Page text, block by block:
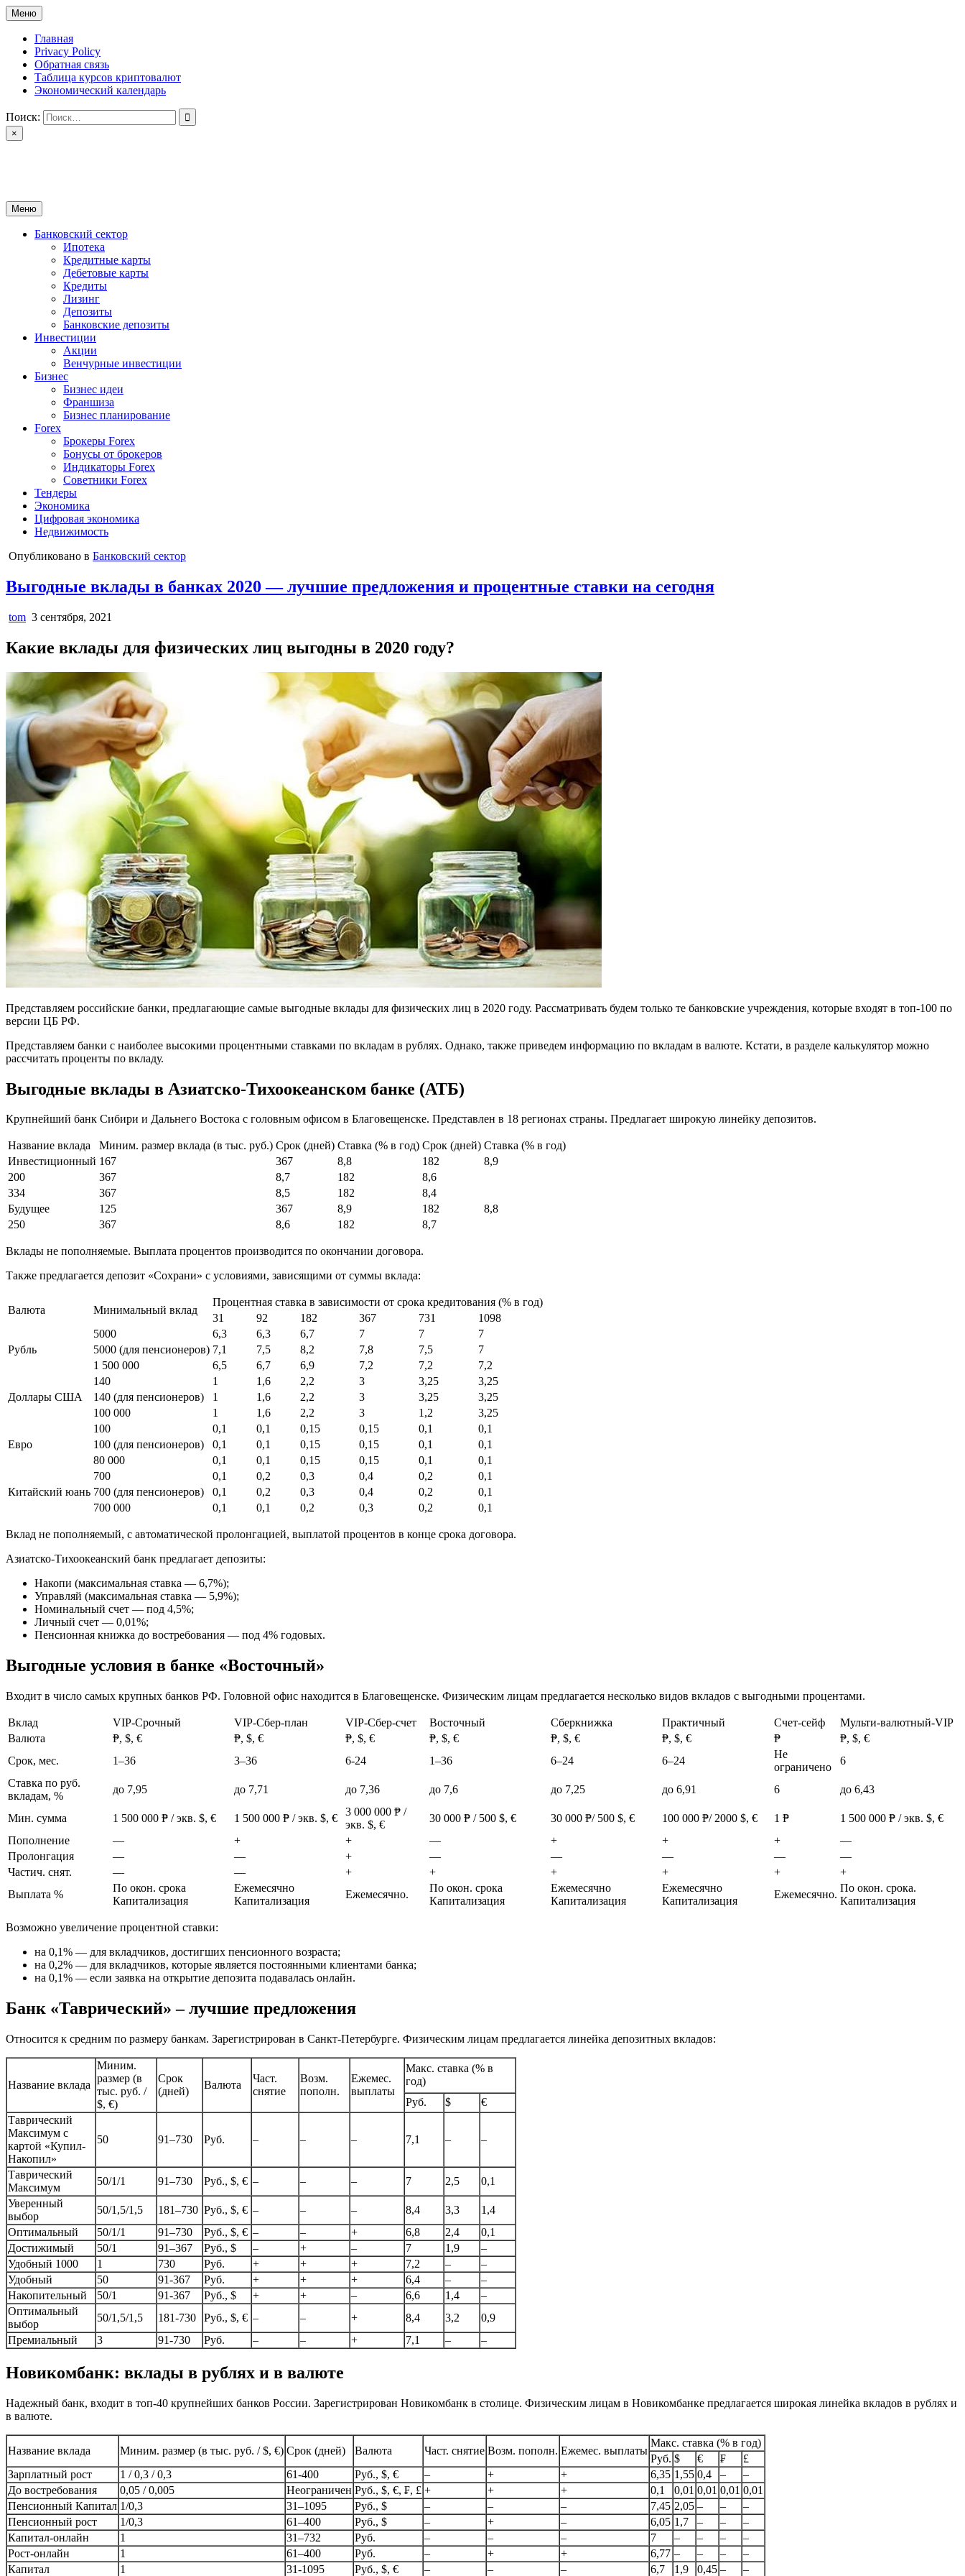
Перейти
к
содержимому
Меню
Главная
Privacy Policy
Обратная связь
Таблица курсов криптовалют
Экономический календарь
Поиск:
×
Меню
Банковский сектор
Ипотека
Кредитные карты
Дебетовые карты
Кредиты
Лизинг
Депозиты
Банковские депозиты
Инвестиции
Акции
Венчурные инвестиции
Бизнес
Бизнес идеи
Франшиза
Бизнес планирование
Forex
Брокеры Forex
Бонусы от брокеров
Индикаторы Forex
Советники Forex
Тендеры
Экономика
Цифровая экономика
Недвижимость
Опубликовано в Банковский сектор
Выгодные вклады в банках 2020 — лучшие предложения и процентные ставки на сегодня
tom 3 сентября, 2021
Какие вклады для физических лиц выгодны в 2020 году?
Представляем российские банки, предлагающие самые выгодные вклады для физических лиц в 2020 году. Рассматривать будем только те банковские учреждения, которые входят в топ-100 по
версии ЦБ РФ.
Представляем банки с наиболее высокими процентными ставками по вкладам в рублях. Однако, также приведем информацию по вкладам в валюте. Кстати, в разделе калькулятор можно
рассчитать проценты по вкладу.
Выгодные вклады в Азиатско-Тихоокеанском банке (АТБ)
Крупнейший банк Сибири и Дальнего Востока с головным офисом в Благовещенске. Представлен в 18 регионах страны. Предлагает широкую линейку депозитов.
Название вклада Миним. размер вклада (в тыс. руб.) Срок (дней) Ставка (% в год) Срок (дней) Ставка (% в год)
Инвестиционный 167 367 8,8 182
8,9
200
367 8,7 182
8,6
334
367 8,5 182
8,4
Будущее
125 367 8,9 182
8,8
250
367 8,6 182 8,7
Вклады не пополняемые. Вы­плата процентов производится по окончании договора.
Также предлагается депозит «Сохрани» с условиями, зависящими от суммы вклада:
Валюта Минимальный вклад
Процентная ставка в зависимости от срока кредитования (% в год)
31
92 182 367 731 1098
Рубль
5000 6,3 6,3 6,7 7 7
7
5000 (для пенсионеров) 7,1 7,5 8,2 7,8 7,5
7
1 500 000
6,5 6,7 6,9 7,2 7,2 7,2
Доллары США
140 1 1,6 2,2 3 3,25
3,25
140 (для пенсионеров)
1 1,6 2,2 3 3,25
3,25
100 000
1 1,6 2,2 3 1,2 3,25
Евро
100 0,1 0,1 0,15 0,15 0,1
0,1
100 (для пенсионеров)
0,1 0,1 0,15 0,15 0,1
0,1
80 000
0,1 0,1 0,15 0,15 0,1 0,1
Китайский юань
700 0,1 0,2 0,3 0,4 0,2
0,1
700 (для пенсионеров)
0,1 0,2 0,3 0,4 0,2
0,1
700 000
0,1 0,1 0,2 0,3 0,2 0,1
Вклад не пополняемый, с автоматической пролонгацией, выплатой процентов в конце срока договора.
Азиатско-Тихоокеанский банк предлагает депозиты:
Накопи (максимальная ставка — 6,7%);
Управляй (максимальная ставка — 5,9%);
Номинальный счет — под 4,5%;
Личный счет — 0,01%;
Пенсионная книжка до востребования — под 4% годовых.
Выгодные условия в банке «Восточный»
Входит в число самых крупных банков РФ. Головной офис находится в Благовещенске. Физическим лицам предлагается несколько видов вкладов с выгодными процентами.
Вклад VIP-Срочный VIP-Сбер-план VIP-Сбер-счет Восточный Сберкнижка Практичный Счет-сейф
Мульти-валютный-VIP
Валюта
₱, $, € ₱, $, € ₱, $, € ₱, $, € ₱, $, € ₱, $, € ₱
₱, $, €
Срок, мес.
1–36 3–36 6-24 1–36 6–24 6–24
Не
ограничено
6
Ставка по руб.
вкладам, %
до 7,95 до 7,71 до 7,36 до 7,6 до 7,25 до 6,91 6 до 6,43
Мин. сумма 1 500 000 ₱ / экв. $, € 1 500 000 ₱ / экв. $, €
3 000 000 ₱ /
экв. $, €
30 000 ₱ / 500 $, € 30 000 ₱/ 500 $, € 100 000 ₱/ 2000 $, € 1 ₱
1 500 000 ₱ / экв. $, €
Пополнение
— + + — + + +
—
Пролонгация
— — + — — — —
—
Частич. снят.
— — + + + + +
+
Выплата %
По окон. срока
Капитализация
Ежемесячно
Капитализация
Ежемесячно.
По окон. срока
Капитализация
Ежемесячно
Капитализация
Ежемесячно
Капитализация
Ежемесячно.
По окон. срока.
Капитализация
Возможно увеличение процентной ставки:
на 0,1% — для вкладчиков, достигших пенсионного возраста;
на 0,2% — для вкладчиков, которые является постоянными клиентами банка;
на 0,1% — если заявка на открытие депозита подавалась онлайн.
Банк «Таврический» – лучшие предложения
Относится к средним по размеру банкам. Зарегистрирован в Санкт-Петербурге. Физическим лицам предлагается линейка депозитных вкладов:
Название вклада
Миним.
размер (в
тыс. руб. /
$, €)
Срок
(дней)
Валюта
Част.
снятие
Возм.
пополн.
Ежемес.
выплаты
Макс. ставка (% в
год)
Руб.
$
€
Таврический
Максимум с
картой «Купил-
Накопил»
50 91–730 Руб. – – – 7,1 – –
Таврический
Максимум
50/1/1 91–730 Руб., $, € – – – 7 2,5
0,1
Уверенный
выбор
50/1,5/1,5 181–730 Руб., $, € – – – 8,4 3,3
1,4
Оптимальный
50/1/1 91–730 Руб., $, € – – + 6,8 2,4
0,1
Достижимый
50/1 91–367 Руб., $ – + – 7 1,9
–
Удобный 1000
1 730 Руб. + + + 7,2 –
–
Удобный
50 91-367 Руб. + + + 6,4 –
–
Накопительный
50/1 91-367 Руб., $ + + – 6,6 1,4
–
Оптимальный
выбор
50/1,5/1,5 181-730 Руб., $, € – – + 8,4 3,2
0,9
Премиальный
3 91-730 Руб. – – + 7,1 – –
Новикомбанк: вклады в рублях и в валюте
Надежный банк, входит в топ-40 крупнейших банков России. Зарегистрирован Новикомбанк в столице. Физическим лицам в Новикомбанке предлагается широкая линейка вкладов в рублях и
в валюте.
Название вклада Миним. размер (в тыс. руб. / $, €) Срок (дней) Валюта Част. снятие Возм. пополн. Ежемес. выплаты
Макс. ставка (% в год)
Руб. $ € ₣
£
Зарплатный рост
1 / 0,3 / 0,3 61-400 Руб., $, € – + + 6,35 1,55 0,4 –
–
До востребования
0,05 / 0,005 Неограничен Руб., $, €, ₣, £ + + + 0,1 0,01 0,01 0,01 0,01
Пенсионный Капитал 1/0,3 31–1095 Руб., $ – – – 7,45 2,05 – –
–
Пенсионный рост
1/0,3 61–400 Руб., $ – + – 6,05 1,7 – –
–
Капитал-онлайн
1 31–732 Руб. – – – 7 – – –
–
Рост-онлайн
1 61–400 Руб. – + + 6,77 – – –
–
Капитал
1 31-1095 Руб., $, € – – – 6,7 1,9 0,45 – –